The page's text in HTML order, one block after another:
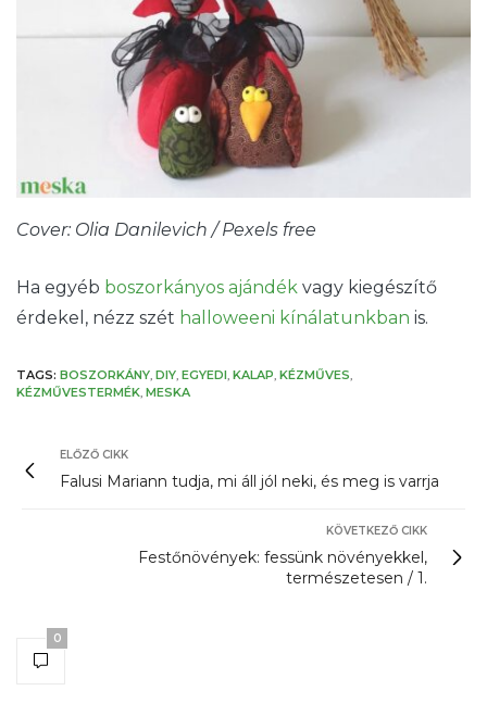
Cover: Olia Danilevich / Pexels free
Ha egyéb boszorkányos ajándék vagy kiegészítő
érdekel, nézz szét halloweeni kínálatunkban is.
TAGS: BOSZORKÁNY DIY EGYEDI KALAP KÉZMŰVES
KÉZMŰVESTERMÉK MESKA
ELŐZŐ CIKK
Falusi Mariann tudja, mi áll jól neki, és meg is varrja
KÖVETKEZŐ CIKK
Festőnövények: fessünk növényekkel,
természetesen / 1.
0